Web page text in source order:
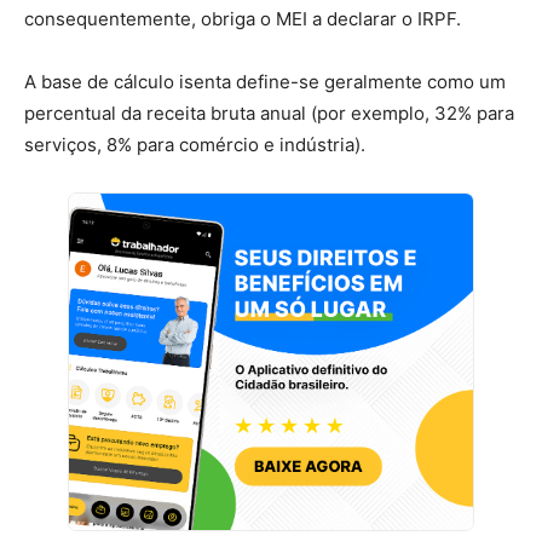
consequentemente, obriga o MEI a declarar o IRPF.
A base de cálculo isenta define-se geralmente como um
percentual da receita bruta anual (por exemplo, 32% para
serviços, 8% para comércio e indústria).